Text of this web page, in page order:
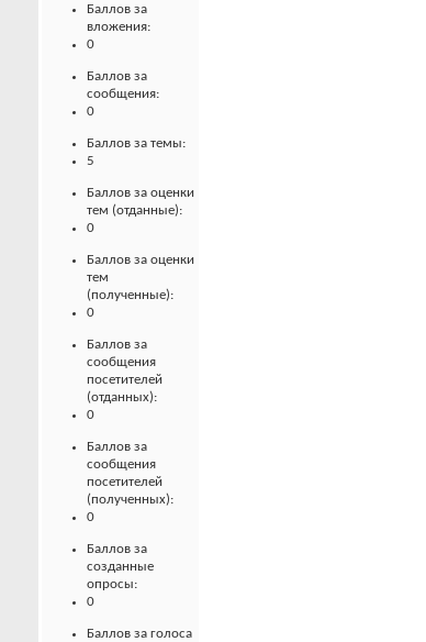
Баллов за
вложения:
0
Баллов за
сообщения:
0
Баллов за темы:
5
Баллов за оценки
тем (отданные):
0
Баллов за оценки
тем
(полученные):
0
Баллов за
сообщения
посетителей
(отданных):
0
Баллов за
сообщения
посетителей
(полученных):
0
Баллов за
созданные
опросы:
0
Баллов за голоса